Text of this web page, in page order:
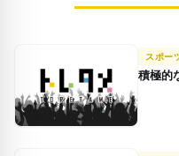
スポー
積極的